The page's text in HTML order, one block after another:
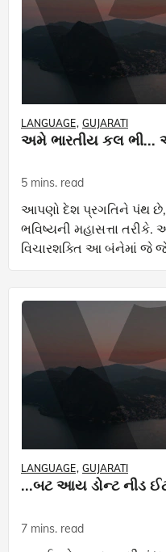
LANGUAGE GUJARATI
અમે ભારતીય કલ ભી...
5 mins. read
આપણો દેશ પ્રગતિને પંથ છે,
ભવિષ્યની મહાસત્તા
વિચારશક્તિ આ બંનેમાં જે જે
આપણે ઘડવા અને ઝડપથી
LANGUAGE GUJARATI
...બટ આય ડોન્ટ નીડ
7 mins. read